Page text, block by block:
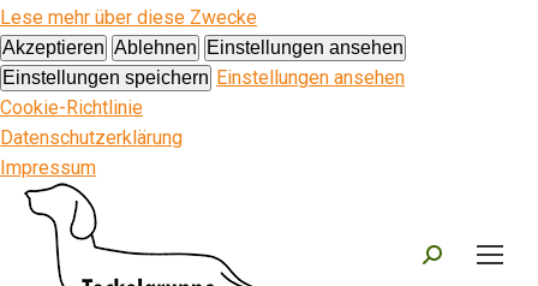
Lese mehr über diese Zwecke
Akzeptieren Ablehnen
Einstellungen ansehen
Einstellungen speichern Einstellungen ansehen
Cookie-Richtlinie
Datenschutzerklärung
Impressum
Search: